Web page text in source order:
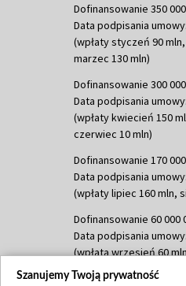
Dofinansowanie 350
Data podpisania
(wpłaty styczeń 90
marzec 130 mln)
Dofinansowanie 300
Data podpisania umowy:
(wpłaty kwiecień 150
czerwiec 10 mln)
Dofinansowanie 170
Data podpisania umowy:
(wpłaty lipiec 160 mln,
Dofinansowanie 60 000
Data podpisania umowy:
(wpłata wrzesień 60
Dofinansowanie 635 783
Szanujemy Twoją prywatność